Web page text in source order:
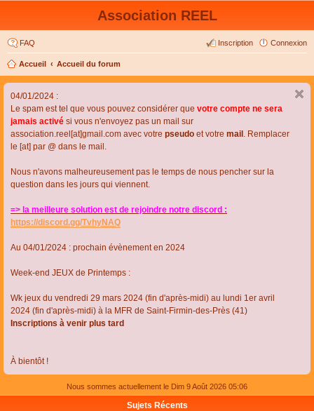
Association REEL
FAQ Connexion
Inscription
Accueil Accueil du forum
04/01/2024 :
Le spam est tel que vous pouvez considérer que votre compte ne sera
jamais activé si vous n'envoyez pas un mail sur
association.reel[at]gmail.com avec votre pseudo et votre mail . Remplacer
le [at] par @ dans le mail.
Nous n'avons malheureusement pas le temps de nous pencher sur la
question dans les jours qui viennent.
=> la meilleure solution est de rejoindre notre discord :
https://discord.gg/TvhyNAQ
Au 04/01/2024 : prochain évènement en 2024
Week-end JEUX de Printemps :
Wk jeux du vendredi 29 mars 2024 (fin d'après-midi) au lundi 1er avril
2024 (fin d'après-midi) à la MFR de Saint-Firmin-des-Près (41)
Inscriptions à venir plus tard
À bientôt !
Nous sommes actuellement le Dim 9 Août 2026 05:06
Sujets Récents